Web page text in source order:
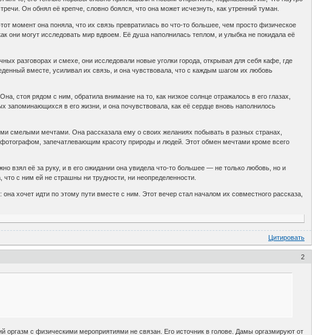
Он обнял её крепче, словно боялся, что она может исчезнуть, как утренний туман.
момент она поняла, что их связь превратилась во что-то большее, чем просто физическое
могут исследовать мир вдвоем. Её душа наполнилась теплом, и улыбка не покидала её
разговорах и смехе, они исследовали новые уголки города, открывая для себя кафе, где
вместе, усиливал их связь, и она чувствовала, что с каждым шагом их любовь
стоя рядом с ним, обратила внимание на то, как низкое солнце отражалось в его глазах,
запоминающихся в его жизни, и она почувствовала, как её сердце вновь наполнилось
смелыми мечтами. Она рассказала ему о своих желаниях побывать в разных странах,
запечатлевающим красоту природы и людей. Этот обмен мечтами кроме всего
взял её за руку, и в его ожидании она увидела что-то большее — не только любовь, но и
с ним ей не страшны ни трудности, ни неопределенности.
хочет идти по этому пути вместе с ним. Этот вечер стал началом их совместного рассказа,
Цитировать
2
с физическими мероприятиями не связан. Его источник в голове. Дамы оргазмируют от